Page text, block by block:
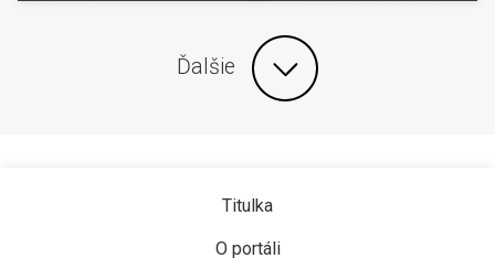
Ďalšie
Titulka
O portáli